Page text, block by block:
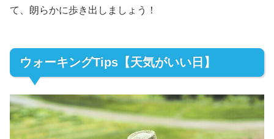
て、朗らかに歩き出しましょう！
ウォーキングTips【天気がいい日】